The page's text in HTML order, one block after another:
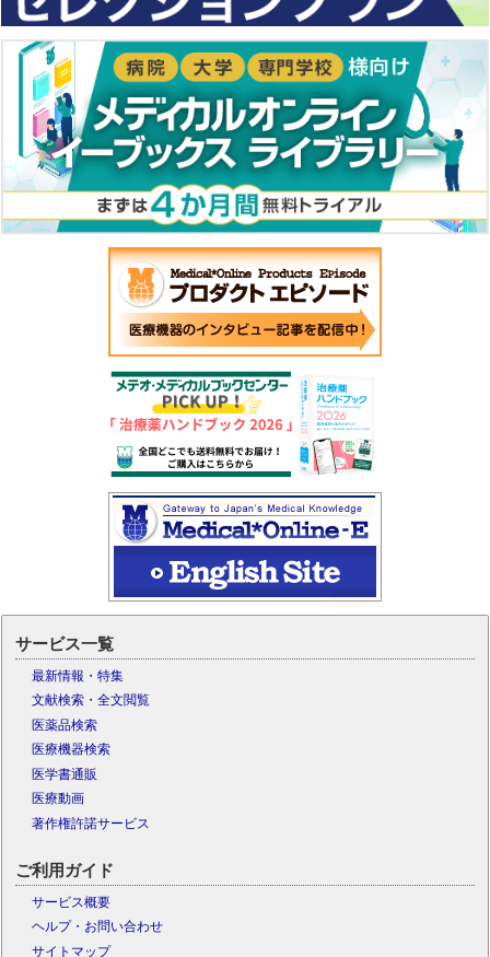
サービス一覧
最新情報・特集
文献検索・全文閲覧
医薬品検索
医療機器検索
医学書通販
医療動画
著作権許諾サービス
ご利用ガイド
サービス概要
ヘルプ・お問い合わせ
サイトマップ